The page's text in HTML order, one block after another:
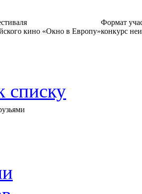
Формат
кино «Окно в Европу»конкурс
списку